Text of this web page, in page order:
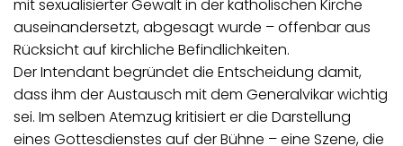
mit sexualisierter Gewalt in der katholischen Kirche
auseinandersetzt, abgesagt wurde – offenbar aus
Rücksicht auf kirchliche Befindlichkeiten.
Der Intendant begründet die Entscheidung damit,
dass ihm der Austausch mit dem Generalvikar wichtig
sei. Im selben Atemzug kritisiert er die Darstellung
eines Gottesdienstes auf der Bühne – eine Szene, die